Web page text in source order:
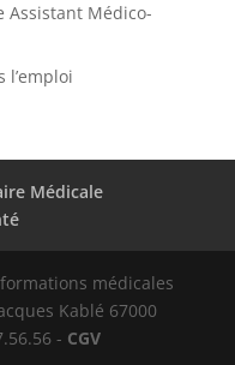
Assistant Médico-
Médicale
médicales
Kablé 67000
- CGV